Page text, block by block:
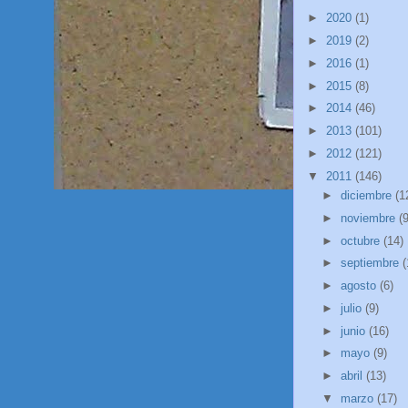
► 2020 (1)
► 2019 (2)
► 2016 (1)
► 2015 (8)
► 2014 (46)
► 2013 (101)
► 2012 (121)
▼ 2011 (146)
► diciembre
► noviembre
► octubre (14)
► septiembre
► agosto (6)
► julio (9)
► junio (16)
► mayo (9)
► abril (13)
▼ marzo (17)